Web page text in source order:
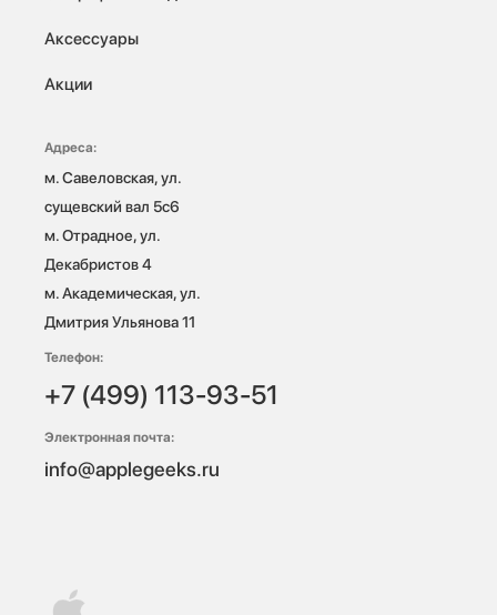
Аксессуары
Акции
Адреса:
м. Савеловская, ул.
сущевский вал 5с6
м. Отрадное, ул.
Декабристов 4
м. Академическая, ул.
Дмитрия Ульянова 11
Телефон:
+7 (499) 113-93-51
Электронная почта:
info@applegeeks.ru